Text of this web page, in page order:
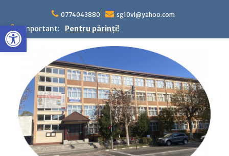
Deschide bara de unelte
content
0774043880 sg10vl@yahoo.com
Important: Pentru părinţi!